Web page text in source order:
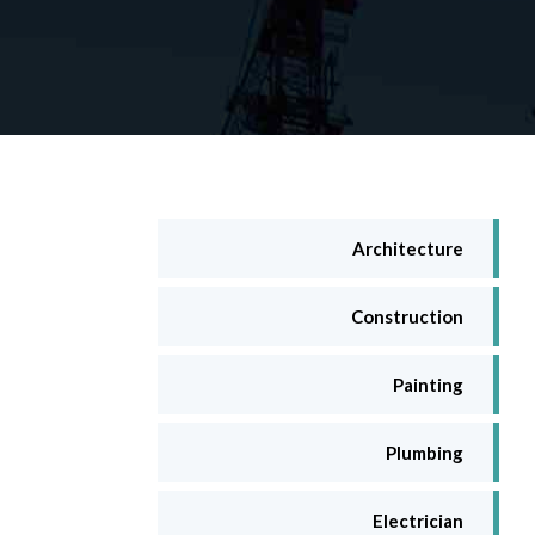
Architecture
Construction
Painting
Plumbing
Electrician